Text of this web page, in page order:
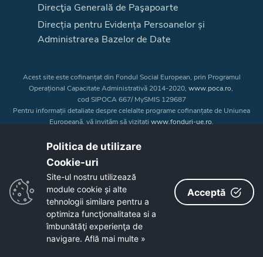
Direcţia Generală de Paşapoarte
Direcția pentru Evidența Persoanelor și
Administrarea Bazelor de Date
Acest site este cofinanțat din Fondul Social European, prin Programul
Operațional Capacitate Administrativă 2014-2020, www.poca.ro,
cod SIPOCA 667/ MySMIS 129687
Pentru informații detaliate despre celelalte programe cofinanțate de Uniunea
Europeană, vă invităm să vizitați www.fonduri-ue.ro.
a Uniunii Europene. Întreaga responsabilitate asupra
Copyright © 2026 - Consiliul Judeţean Bistrița-Năsăud
Politica de utilizare
Cookie-uri‎
Site-ul nostru utilizează
module cookie și alte
tehnologii similare pentru a
optimiza funcţionalitatea si a
îmbunătăţi experienţa de
navigare. Află mai multe »
Acceptă